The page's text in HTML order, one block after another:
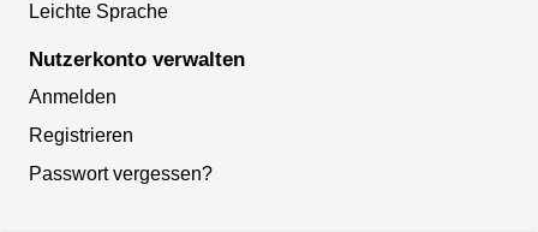
Leichte Sprache
Nutzerkonto verwalten
Anmelden
Registrieren
Passwort vergessen?